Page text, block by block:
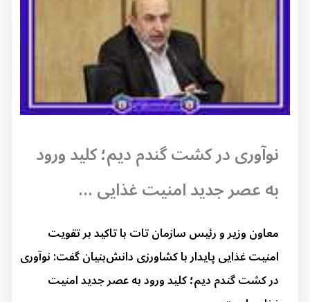
نوآوری در کشت گندم دیم؛ کلید ورود
به عصر جدید امنیت غذایی ...
معاون وزیر و رئیس سازمان تات با تاکید بر تقویت
امنیت غذایی پایدار با کشاورزی دانش‌بنیان گفت: نوآوری
در کشت گندم دیم؛ کلید ورود به عصر جدید امنیت